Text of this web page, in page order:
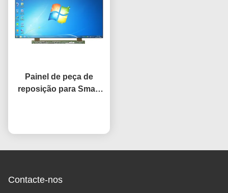
Painel de peça de
reposição para Smart
Contacte-nos